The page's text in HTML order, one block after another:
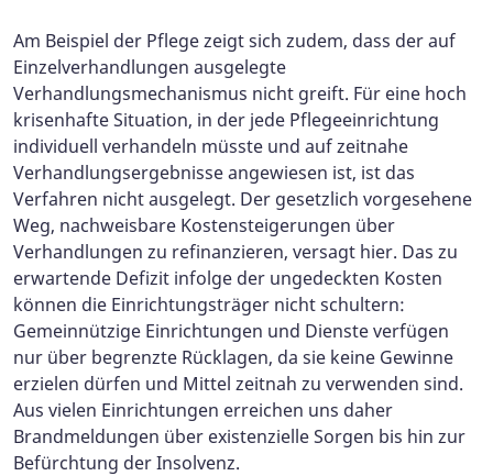
Am Beispiel der Pflege zeigt sich zudem, dass der auf
Einzelverhandlungen ausgelegte
Verhandlungsmechanismus nicht greift. Für eine hoch
krisenhafte Situation, in der jede Pflegeeinrichtung
individuell verhandeln müsste und auf zeitnahe
Verhandlungsergebnisse angewiesen ist, ist das
Verfahren nicht ausgelegt. Der gesetzlich vorgesehene
Weg, nachweisbare Kostensteigerungen über
Verhandlungen zu refinanzieren, versagt hier. Das zu
erwartende Defizit infolge der ungedeckten Kosten
können die Einrichtungsträger nicht schultern:
Gemeinnützige Einrichtungen und Dienste verfügen
nur über begrenzte Rücklagen, da sie keine Gewinne
erzielen dürfen und Mittel zeitnah zu verwenden sind.
Aus vielen Einrichtungen erreichen uns daher
Brandmeldungen über existenzielle Sorgen bis hin zur
Befürchtung der Insolvenz.